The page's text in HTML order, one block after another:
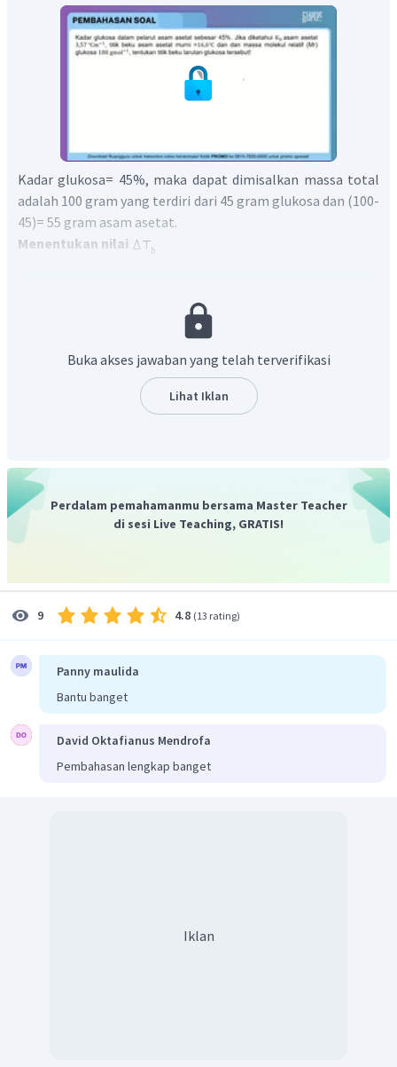
Kadar glukosa= 45%, maka dapat dimisalkan massa total
adalah 100 gram yang terdiri dari 45 gram glukosa dan (100-
45)= 55 gram asam asetat.
Menentukan nilai
Menentukan nilai larutan glukosa
Buka akses jawaban yang telah terverifikasi
Lihat Iklan
Perdalam pemahamanmu bersama Master Teacher
di sesi Live Teaching, GRATIS!
9 4.8 (13 rating)
Panny maulida
Bantu banget
David Oktafianus Mendrofa
Pembahasan lengkap banget
Iklan